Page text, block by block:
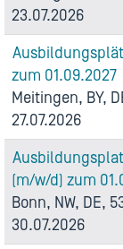
23.07.2026
zum 01.09.2027
Meitingen, BY,
27.07.2026
(m/w/d) zum
Bonn, NW, DE,
30.07.2026